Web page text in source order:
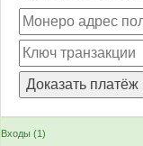
Входы (1)